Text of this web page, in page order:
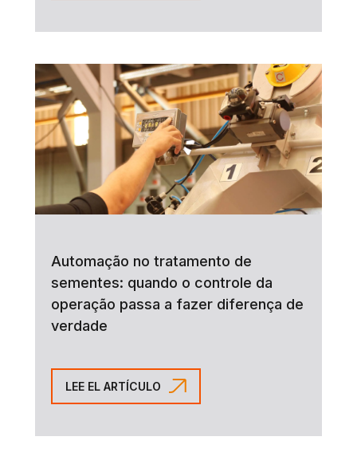
Automação no tratamento de
sementes: quando o controle da
operação passa a fazer diferença de
verdade
LEE EL ARTÍCULO